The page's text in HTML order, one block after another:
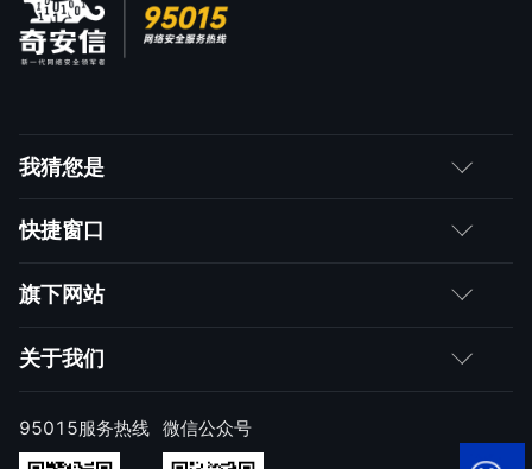
我猜您是
客户
合作伙伴
求职者
快捷窗口
如何购买
产品注册与激活
样本上报
旗下网站
网神
技术研究院
关于我们
公司简介
95015服务热线 微信公众号